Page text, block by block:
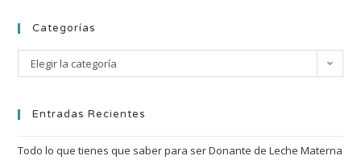
Categorías
Elegir la categoría
Entradas Recientes
Todo lo que tienes que saber para ser Donante de Leche Materna